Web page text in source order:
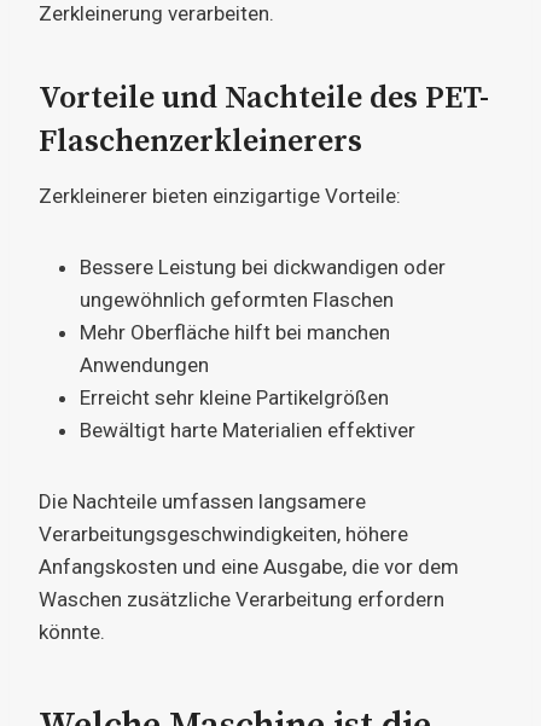
Zerkleinerung verarbeiten.
Vorteile und Nachteile des PET-
Flaschenzerkleinerers
Zerkleinerer bieten einzigartige Vorteile:
Bessere Leistung bei dickwandigen oder
ungewöhnlich geformten Flaschen
Mehr Oberfläche hilft bei manchen
Anwendungen
Erreicht sehr kleine Partikelgrößen
Bewältigt harte Materialien effektiver
Die Nachteile umfassen langsamere
Verarbeitungsgeschwindigkeiten, höhere
Anfangskosten und eine Ausgabe, die vor dem
Waschen zusätzliche Verarbeitung erfordern
könnte.